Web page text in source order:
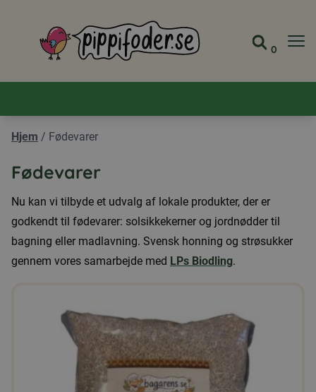
Pippifoder logo Gå til
Se
0
Hjem / Fødevarer
Fødevarer
Nu kan vi tilbyde et udvalg af lokale produkter, der er
godkendt til fødevarer: solsikkekerner og jordnødder til
bagning eller madlavning. Svensk honning og strøsukker
gennem vores samarbejde med LPs Biodling.